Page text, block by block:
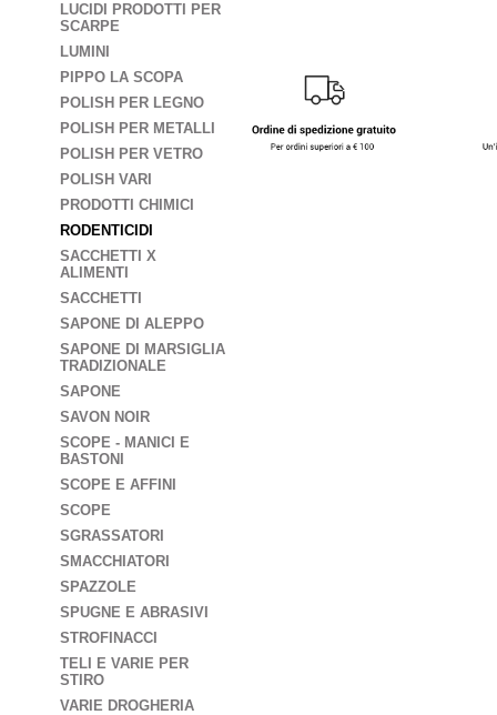
LUCIDI PRODOTTI PER
SCARPE
LUMINI
PIPPO LA SCOPA
POLISH PER LEGNO
POLISH PER METALLI
POLISH PER VETRO
POLISH VARI
PRODOTTI CHIMICI
RODENTICIDI
SACCHETTI X
ALIMENTI
SACCHETTI
SAPONE DI ALEPPO
SAPONE DI MARSIGLIA
TRADIZIONALE
SAPONE
SAVON NOIR
SCOPE - MANICI E
BASTONI
SCOPE E AFFINI
SCOPE
SGRASSATORI
SMACCHIATORI
SPAZZOLE
SPUGNE E ABRASIVI
STROFINACCI
TELI E VARIE PER
STIRO
VARIE DROGHERIA